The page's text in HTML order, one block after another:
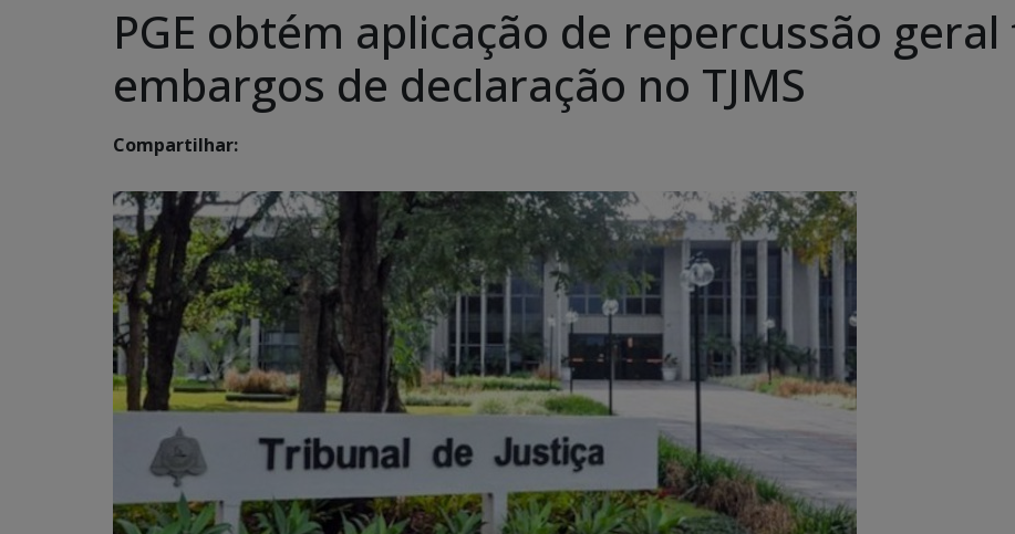
PGE obtém aplicação de repercussão
embargos de declaração no TJMS
Compartilhar: